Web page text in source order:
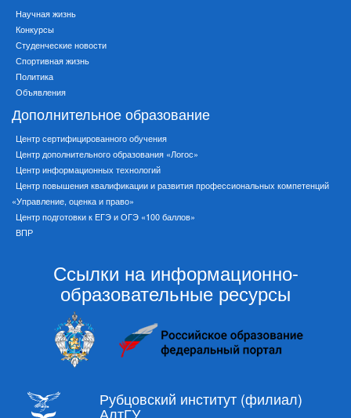
Научная жизнь
Конкурсы
Студенческие новости
Спортивная жизнь
Политика
Объявления
Дополнительное образование
Центр сертифицированного обучения
Центр дополнительного образования «Логос»
Центр информационных технологий
Центр повышения квалификации и развития профессиональных компетенций
«Управление, оценка и право»
Центр подготовки к ЕГЭ и ОГЭ «100 баллов»
ВПР
Ссылки на информационно-
образовательные ресурсы
Рубцовский институт (филиал)
АлтГУ